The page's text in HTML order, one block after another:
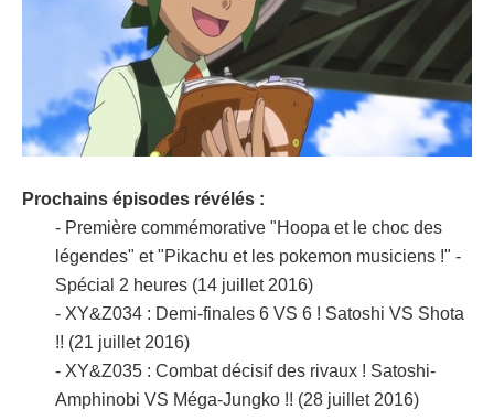
Prochains épisodes révélés :
- Première commémorative "Hoopa et le choc des
légendes" et "Pikachu et les pokemon musiciens !" -
Spécial 2 heures (14 juillet 2016)
- XY&Z034 : Demi-finales 6 VS 6 ! Satoshi VS Shota
!! (21 juillet 2016)
- XY&Z035 : Combat décisif des rivaux ! Satoshi-
Amphinobi VS Méga-Jungko !! (28 juillet 2016)